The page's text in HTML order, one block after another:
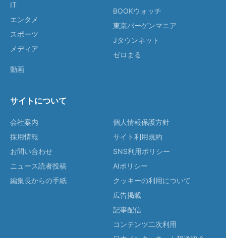
IT
エンタメ
スポーツ
メディア
動画
BOOKウォッチ
東京バーゲンマニア
Jタウンネット
ゼロまる
サイトについて
会社案内
採用情報
お問い合わせ
ニュース読者投稿
編集長からの手紙
個人情報保護方針
サイト利用規約
SNS利用ポリシー
AIポリシー
クッキーの利用について
広告掲載
記事配信
コンテンツ二次利用